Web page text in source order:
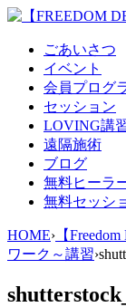
ごあいさつ
イベント
会員プログ
セッション
LOVING講
遠隔施術
ブログ
無料ヒーラ
無料セッシ
HOME› 【
ワーク～講習›